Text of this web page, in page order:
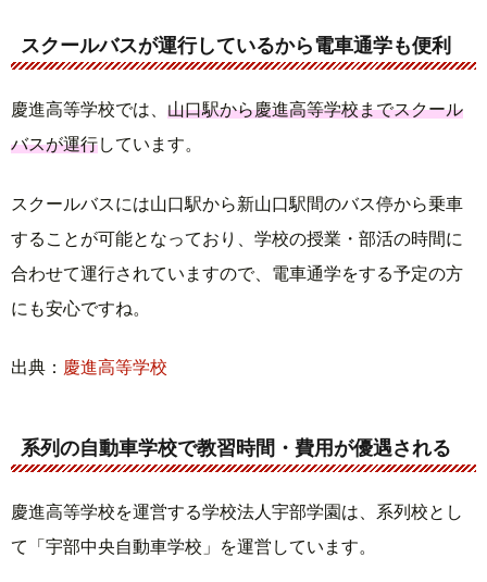
スクールバスが運行しているから電車通学も便利
慶進高等学校では、 山口駅から慶進高等学校までスクール
バスが運行しています。
スクールバスには山口駅から新山口駅間のバス停から乗車
することが可能となっており、学校の授業・部活の時間に
合わせて運行されていますので、電車通学をする予定の方
にも安心ですね。
出典： 慶進高等学校
系列の自動車学校で教習時間・費用が優遇される
慶進高等学校を運営する学校法人宇部学園は、系列校とし
て「宇部中央自動車学校」を運営しています。